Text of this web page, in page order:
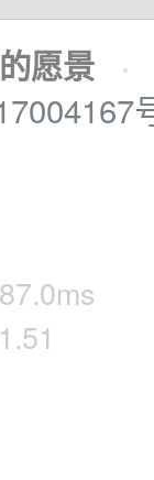
愿景
·